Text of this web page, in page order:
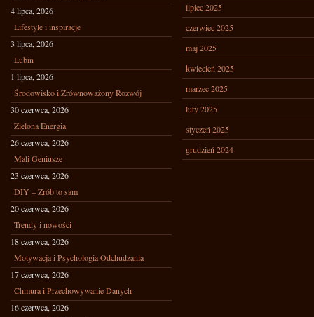
4 lipca, 2026
Lifestyle i inspiracje
3 lipca, 2026
Lubin
1 lipca, 2026
Środowisko i Zrównoważony Rozwój
30 czerwca, 2026
Zielona Energia
26 czerwca, 2026
Mali Geniusze
23 czerwca, 2026
DIY – Zrób to sam
20 czerwca, 2026
Trendy i nowości
18 czerwca, 2026
Motywacja i Psychologia Odchudzania
17 czerwca, 2026
Chmura i Przechowywanie Danych
16 czerwca, 2026
lipiec 2025
czerwiec 2025
maj 2025
kwiecień 2025
marzec 2025
luty 2025
styczeń 2025
grudzień 2024